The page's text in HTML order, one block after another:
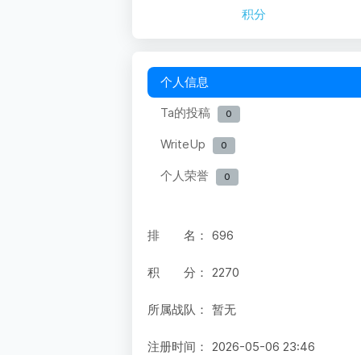
积分
个人信息
Ta的投稿
0
WriteUp 0
个人荣誉 0
排 名： 696
积 分： 2270
所属战队： 暂无
注册时间： 2026-05-06 23:46